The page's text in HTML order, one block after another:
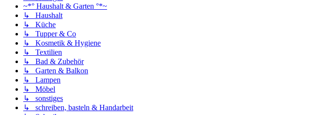
~*° Haushalt & Garten °*~
↳ Haushalt
↳ Küche
↳ Tupper & Co
↳ Kosmetik & Hygiene
↳ Textilien
↳ Bad & Zubehör
↳ Garten & Balkon
↳ Lampen
↳ Möbel
↳ sonstiges
↳ schreiben, basteln & Handarbeit